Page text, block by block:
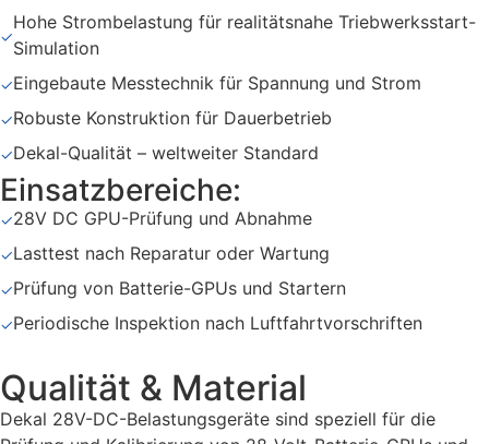
✓
Hohe Strombelastung für realitätsnahe Triebwerksstart-
Simulation
✓Eingebaute Messtechnik für Spannung und Strom
✓Robuste Konstruktion für Dauerbetrieb
✓Dekal-Qualität – weltweiter Standard
Einsatzbereiche:
✓28V DC GPU-Prüfung und Abnahme
✓Lasttest nach Reparatur oder Wartung
✓Prüfung von Batterie-GPUs und Startern
✓Periodische Inspektion nach Luftfahrtvorschriften
Qualität & Material
Dekal 28V-DC-Belastungsgeräte sind speziell für die